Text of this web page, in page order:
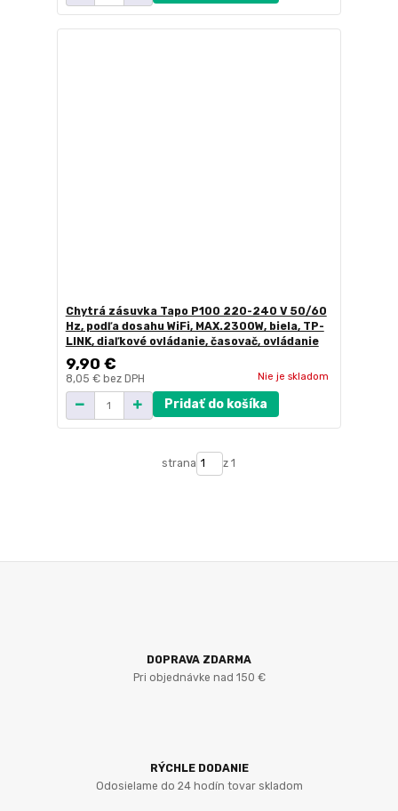
Chytrá zásuvka Tapo P100 220-240 V 50/60
Hz, podľa dosahu WiFi, MAX.2300W, biela, TP-
LINK, diaľkové ovládanie, časovač, ovládanie
9,90 €
8,05 € bez DPH Nie je skladom
Pridať do košíka
strana z 1
DOPRAVA ZDARMA
Pri objednávke nad 150 €
RÝCHLE DODANIE
Odosielame do 24 hodín tovar skladom